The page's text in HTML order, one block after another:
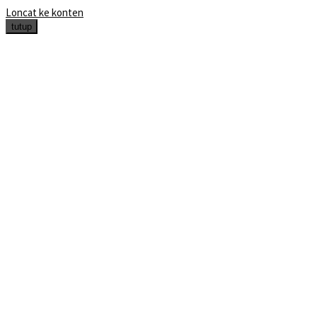
Loncat ke konten
tutup